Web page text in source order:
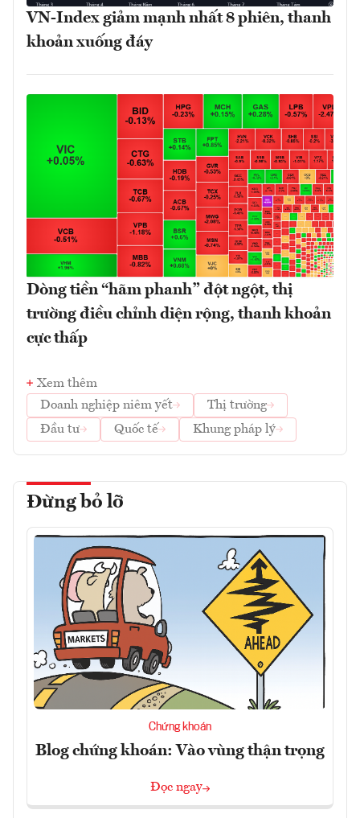
VN-Index giảm mạnh nhất 8 phiên, thanh
khoản xuống đáy
Dòng tiền “hãm phanh” đột ngột, thị
trường điều chỉnh diện rộng, thanh khoản
cực thấp
Xem thêm
Doanh nghiệp niêm yết
Thị trường
Đầu tư
Quốc tế Khung pháp lý
Đừng bỏ lỡ
Chứng khoán
Blog chứng khoán: Vào vùng thận trọng
Đọc ngay